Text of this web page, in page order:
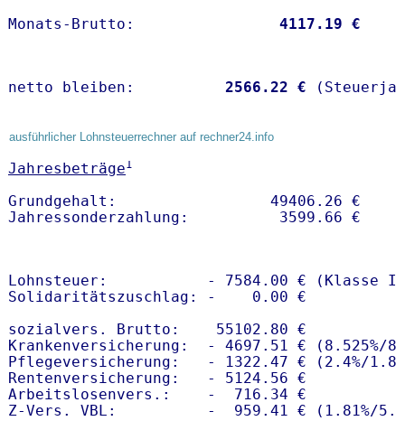
Monats-Brutto: 4117.19 €
netto bleiben: 2566.22 €
ausführlicher Lohnsteuerrechner auf rechner24.info
Jahresbeträge1
Grundgehalt:                 49406.26 €
Lohnsteuer:           - 7584.00 € (Klasse I)
Solidaritätszuschlag: -    0.00 €
sozialvers. Brutto:    55102.80 €
Krankenversicherung:  - 4697.51 € (8.525%/
Pflegeversicherung:   - 1322.47 € (2.4%/
Rentenversicherung:   - 5124.56 €
Arbeitslosenvers.:    -  716.34 €
Z-Vers. VBL:          -  959.41 € ( 1.81%/